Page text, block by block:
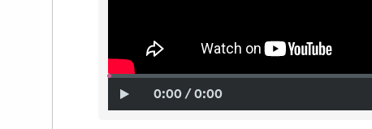
0:00 / 0:00